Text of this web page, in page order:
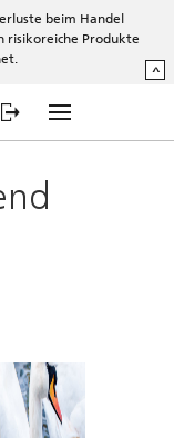
beim Handel
risikoreiche Produkte
^